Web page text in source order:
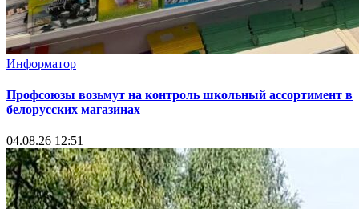
Информатор
Профсоюзы возьмут на контроль школьный ассортимент в
белорусских магазинах
04.08.26 12:51